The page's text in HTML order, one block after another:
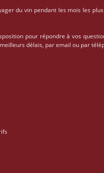
du vin pendant les mois les
pour répondre à vos
délais, par email ou par